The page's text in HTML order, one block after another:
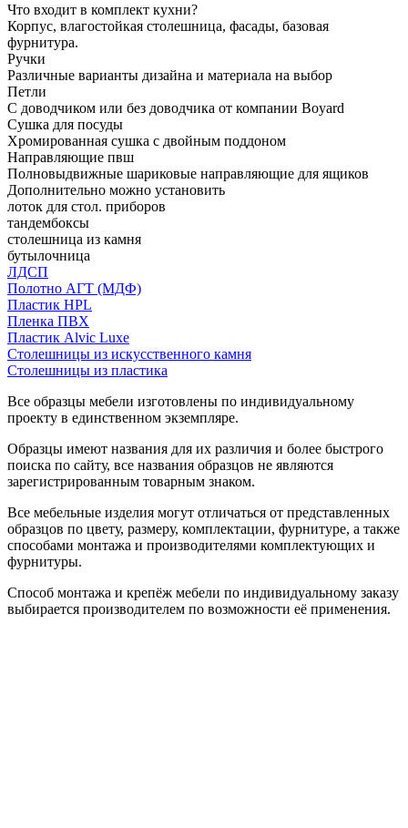
Что входит в комплект кухни?
Корпус, влагостойкая столешница, фасады, базовая
фурнитура.
Ручки
Различные варианты дизайна и материала на выбор
Петли
С доводчиком или без доводчика от компании Boyard
Сушка для посуды
Хромированная сушка с двойным поддоном
Направляющие пвш
Полновыдвижные шариковые направляющие для ящиков
Дополнительно можно установить
лоток для стол. приборов
тандембоксы
столешница из камня
бутылочница
ЛДСП
Полотно АГТ (МДФ)
Пластик HPL
Пленка ПВХ
Пластик Alvic Luxe
Столешницы из искусственного камня
Столешницы из пластика
Все образцы мебели изготовлены по индивидуальному
проекту в единственном экземпляре.
Образцы имеют названия для их различия и более быстрого
поиска по сайту, все названия образцов не являются
зарегистрированным товарным знаком.
Все мебельные изделия могут отличаться от представленных
образцов по цвету, размеру, комплектации, фурнитуре, а также
способами монтажа и производителями комплектующих и
фурнитуры.
Способ монтажа и крепёж мебели по индивидуальному заказу
выбирается производителем по возможности её применения.